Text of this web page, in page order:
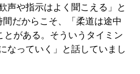
声や指示はよく聞こえる」と
だからこそ、「柔道は途中
とがある。そういうタイミン
なっていく」と話していまし